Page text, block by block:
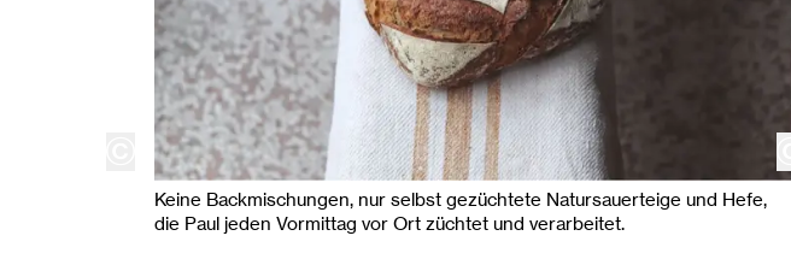
copyright
Keine Backmischungen, nur selbst gezüchtete Natursauerteige und Hefe,
die Paul jeden Vormittag vor Ort züchtet und verarbeitet.